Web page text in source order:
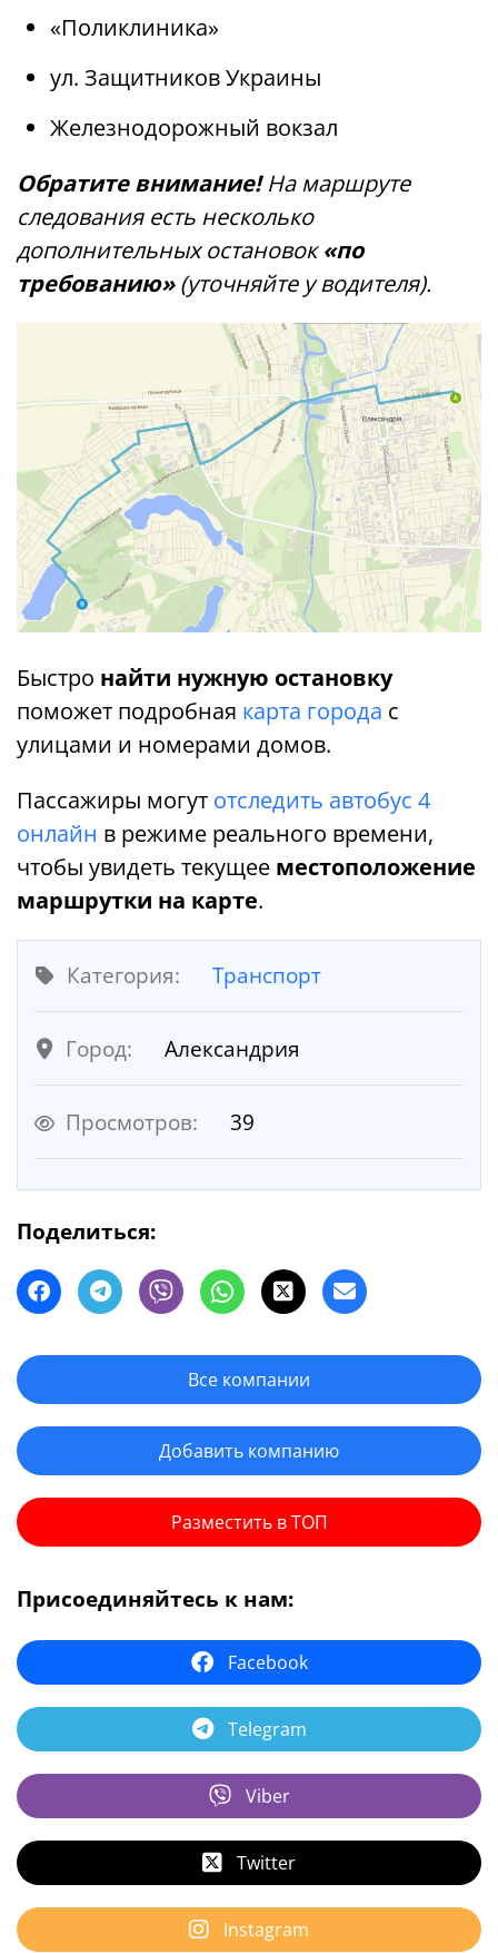
«Поликлиника»
ул. Защитников Украины
Железнодорожный вокзал
Обратите внимание!На маршруте
следования есть несколько
дополнительных остановок«по
требованию»(уточняйте у водителя).
Быстро найти нужную остановку
поможет подробная карта города с
улицами и номерами домов.
Пассажиры могут отследить автобус 4
онлайн в режиме реального времени,
чтобы увидеть текущее местоположение
маршрутки на карте.
Категория: Транспорт
Город: Александрия
Просмотров: 39
Поделиться:
Все компании
Добавить компанию
Разместить в ТОП
Присоединяйтесь к нам:
Facebook
Telegram
Viber
Twitter
Instagram